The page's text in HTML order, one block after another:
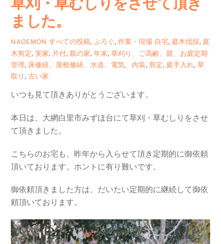
ました。
NAOEMON すべての投稿, ぶろぐ, 作業・現場 自宅, 庭木伐採, 庭
木剪定,実家, 片付, 親の家,年末,草刈り、ご高齢、親、お庭定期
管理, 床修繕、屋根修繕、水道、電気、内装,剪定, 庭手入れ,草
取り ,古い家
いつも見て頂きありがとうございます。
本日は、大網白里市みずほ台にて草刈・草むしりをさせ
て頂きました。
こちらのお宅も、昨年から入らせて頂き定期的に御依頼
頂いております。ホントに有り難いです。
御依頼頂きました方は、だいたい定期的に継続して御依
頼頂いております。